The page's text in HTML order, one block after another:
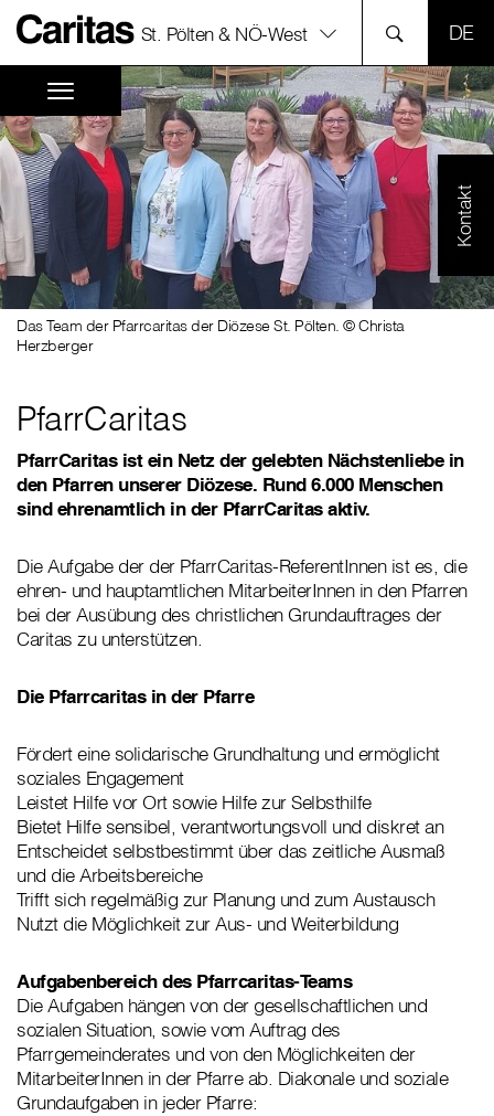
St. Pölten & NÖ-West
Kontakt
Das Team der Pfarrcaritas der Diözese St. Pölten. © Christa
Herzberger
PfarrCaritas
PfarrCaritas ist ein Netz der gelebten Nächstenliebe in
den Pfarren unserer Diözese. Rund 6.000 Menschen
sind ehrenamtlich in der PfarrCaritas aktiv.
Die Aufgabe der der PfarrCaritas-ReferentInnen ist es, die
ehren- und hauptamtlichen MitarbeiterInnen in den Pfarren
bei der Ausübung des christlichen Grundauftrages der
Caritas zu unterstützen.
Die Pfarrcaritas in der Pfarre
Fördert eine solidarische Grundhaltung und ermöglicht
soziales Engagement
Leistet Hilfe vor Ort sowie Hilfe zur Selbsthilfe
Bietet Hilfe sensibel, verantwortungsvoll und diskret an
Entscheidet selbstbestimmt über das zeitliche Ausmaß
und die Arbeitsbereiche
Trifft sich regelmäßig zur Planung und zum Austausch
Nutzt die Möglichkeit zur Aus- und Weiterbildung
Aufgabenbereich des Pfarrcaritas-Teams
Die Aufgaben hängen von der gesellschaftlichen und
sozialen Situation, sowie vom Auftrag des
Pfarrgemeinderates und von den Möglichkeiten der
MitarbeiterInnen in der Pfarre ab. Diakonale und soziale
Grundaufgaben in jeder Pfarre: